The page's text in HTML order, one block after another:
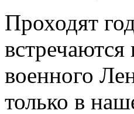
Проходят
военного
только в